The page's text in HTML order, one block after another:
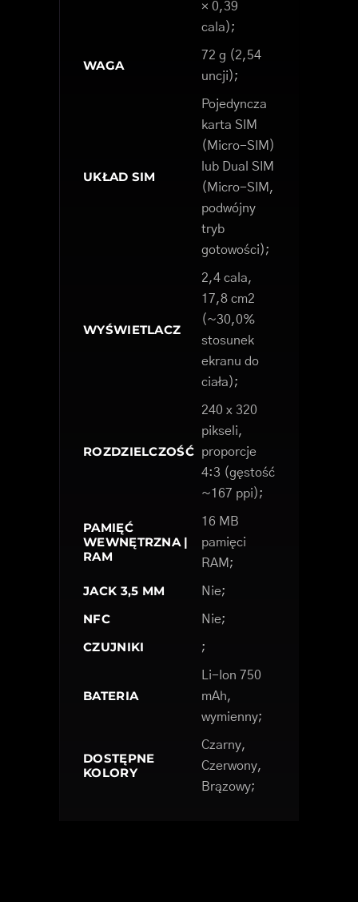
× 0,39
cala);
WAGA
72 g (2,54
uncji);
UKŁAD SIM
Pojedyncza
karta SIM
(Micro-SIM)
lub Dual SIM
(Micro-SIM,
podwójny
tryb
gotowości);
WYŚWIETLACZ
2,4 cala,
17,8 cm2
(~30,0%
stosunek
ekranu do
ciała);
ROZDZIELCZOŚĆ
240 x 320
pikseli,
proporcje
4:3 (gęstość
~167 ppi);
PAMIĘĆ
WEWNĘTRZNA |
RAM
16 MB
pamięci
RAM;
JACK 3,5 MM Nie;
NFC Nie;
CZUJNIKI ;
BATERIA
Li-Ion 750
mAh,
wymienny;
DOSTĘPNE
KOLORY
Czarny,
Czerwony,
Brązowy;